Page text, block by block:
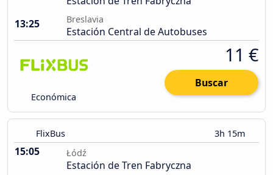
13:25
Breslavia
Estación Central de Autobuses
Económica
11 €
Buscar
FlixBus 3h 15m
15:05 Łódź
Estación de Tren Fabryczna